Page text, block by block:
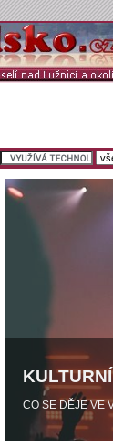
CO SE DĚJE VE